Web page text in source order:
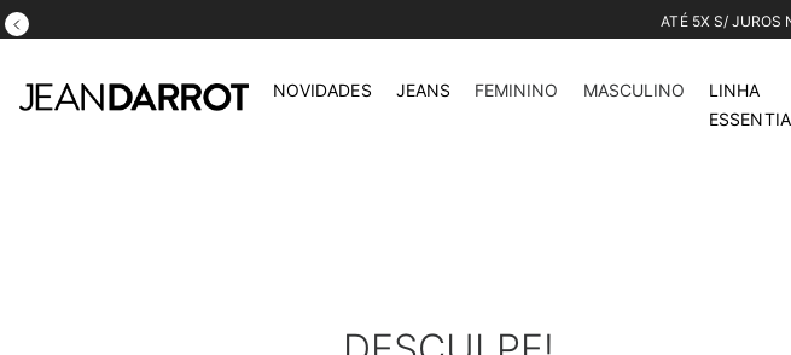
ATÉ 5X S/ JUROS
NOVIDADES JEANS FEMININO MASCULINO
LINHA